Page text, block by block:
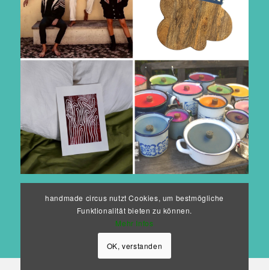
Auf Instagram folgen
handmade circus nutzt Cookies, um bestmögliche
Funktionalität bieten zu können.
Mehr Infos
OK, verstanden